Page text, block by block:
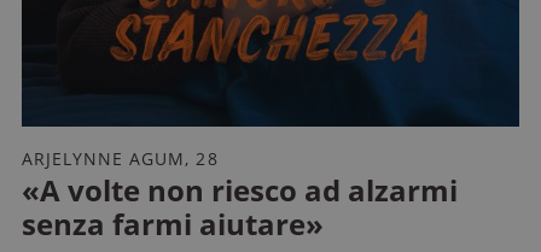
«A volte non riesco ad alzarmi
senza farmi aiutare»
ARJELYNNE AGUM, 28